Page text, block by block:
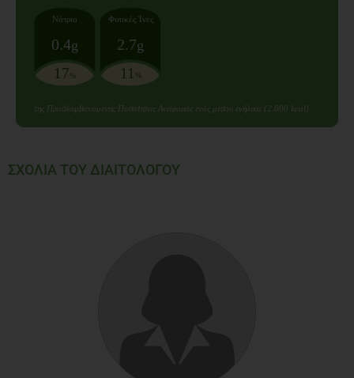
Νάτριο
0.4g
17 %
Φυτικές Ίνες
2.7g
11 %
της Προσλαμβανόμενης Ποσότητας Αναφοράς ενός μέσου ενήλικα (2.000 kcal)
ΣΧΟΛΙΑ ΤΟΥ ΔΙΑΙΤΟΛΟΓΟΥ